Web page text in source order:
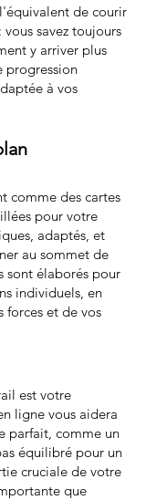
de courir
savez toujours
y arriver plus
progression
à vos
comme des cartes
pour votre
adaptés, et
au sommet de
sont élaborés pour
individuels, en
forces et de vos
est votre
ligne vous aidera
parfait, comme un
équilibré pour un
cruciale de votre
que